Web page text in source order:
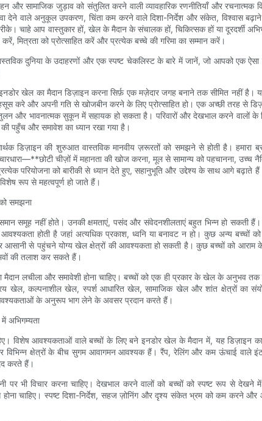
और सामाजिक जुड़ाव को संतुलित करने वाली व्यावहारिक रणनीतियाँ और रचनात्मक
देने वाले अनुकूल उपकरण, चिंता कम करने वाले दिशा-निर्देश और संकेत, विश्वास बढ़ाने
चाहे आप वास्तुकार हों, खेल के मैदान के संचालक हों, चिकित्सक हों या दूरदर्शी
मित्रता को प्रोत्साहित करें और प्रत्येक बच्चे की गरिमा का सम्मान करें।
दुनिया के उदाहरणों और एक स्पष्ट चेकलिस्ट के बारे में जानें, जो आपको एक
खेल का मैदान डिज़ाइन करना सिर्फ़ एक मज़ेदार जगह बनाने तक सीमित नहीं है।
करे और अपनी गति से खोजबीन करने के लिए प्रोत्साहित हो। एक अच्छी तरह से
और भावनात्मक सुकून में सहायक हो सकता है। परिवारों और देखभाल करने वालों के
पहुँच और समावेश का ध्यान रखा गया है।
डिज़ाइन की शुरुआत वास्तविक मानवीय ज़रूरतों को समझने से होती है। हमारा
चीज़ों में महानता की खोज करना, मूल से सामान्य को पहचानना,
परियोजना को बारीकी से ध्यान देते हुए, सहानुभूति और उद्देश्य के साथ आगे बढ़ाते
रूप से महत्वपूर्ण हो जाते हैं।
समझना
समूह नहीं होते। उनकी क्षमताएं, पसंद और संवेदनशीलताएं बहुत भिन्न हो सकती
होती है जहां अत्यधिक प्रकाश, ध्वनि या बनावट न हो। कुछ अन्य बच्चों
आसानी से पहुंचने योग्य खेल क्षेत्रों की आवश्यकता हो सकती है। कुछ बच्चों को
की तलाश कर सकते हैं।
लचीला और समावेशी होना चाहिए। बच्चों को एक ही प्रकार के खेल के अनुभव
खेल, कल्पनाशील खेल, स्पर्श आधारित खेल, सामाजिक खेल और शांत क्षेत्रों का
के अनुरूप भाग लेने के अवसर प्रदान करते हैं।
अभिगम्यता
विशेष आवश्यकताओं वाले बच्चों के लिए बने इनडोर खेल के मैदान में, यह डिज़ाइन का
क्षेत्रों के बीच सुगम आवागमन आवश्यक हैं। रैंप, रेलिंग और कम ऊंचाई वाले
करते हैं।
पर भी विचार करना चाहिए। देखभाल करने वालों को बच्चों को स्पष्ट रूप से देखने
चाहिए। स्पष्ट दिशा-निर्देश, सहज ज़ोनिंग और दृश्य संकेत भ्रम को कम करने और